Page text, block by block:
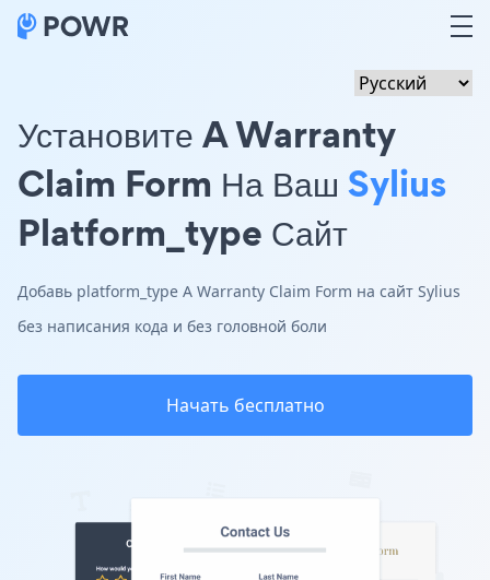
Установите A Warranty
Claim Form На Ваш Sylius
Platform_type Сайт
Добавь platform_type A Warranty Claim Form на сайт Sylius
без написания кода и без головной боли
Начать бесплатно